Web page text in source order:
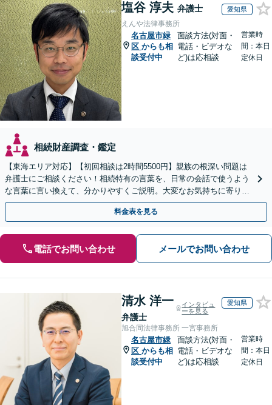
塩谷 淳夫 弁護士 愛知県
えんや法律事務所
名古屋市緑
区 からも相
談受付中
面談方法(対面・
電話・ビデオな
ど)は応相談
営業時
間：本日
定休日
相続財産調査・鑑定
【東海エリア対応】【初回相談は2時間5500円】親族の根深い問題は
弁護士にご相談ください！相続特有の言葉を、日常の会話で使うよう
な言葉に言い換えて、分かりやすくご説明。大変なお気持ちに寄り添
い、納得できる解決を目指します
料金表を見る
電話でお問い合わせ メールでお問い合わせ
清水 洋一
弁護士
インタビュ
ーを見る
愛知県
旭合同法律事務所 一宮事務所
名古屋市緑
区 からも相
談受付中
面談方法(対面・
電話・ビデオな
ど)は応相談
営業時
間：本日
定休日